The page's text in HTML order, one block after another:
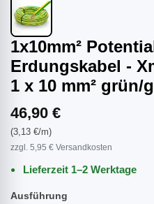
1x10mm²
Erdungskabel -
1 x 10 mm² grün/
46,90 €
(3,13 €/m)
zzgl. 5,95 € Versandkosten
Lieferzeit 1–2 Werktage
Ausführung